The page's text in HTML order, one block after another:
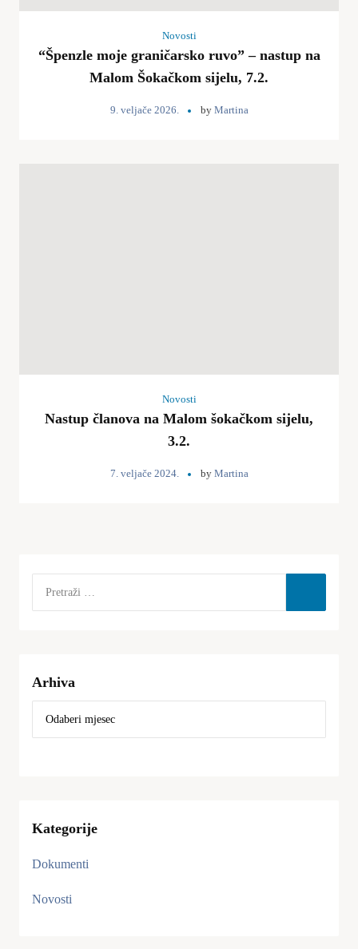
Novosti
“Špenzle moje graničarsko ruvo” – nastup na
Malom Šokačkom sijelu, 7.2.
9. veljače 2026. by Martina
Novosti
Nastup članova na Malom šokačkom sijelu,
3.2.
7. veljače 2024. by Martina
Arhiva
Kategorije
Dokumenti
Novosti